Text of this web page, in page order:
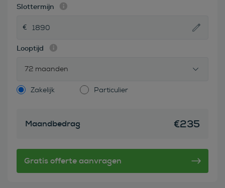
Slottermijn
Looptijd
72 maanden
Zakelijk Particulier
Maandbedrag €235